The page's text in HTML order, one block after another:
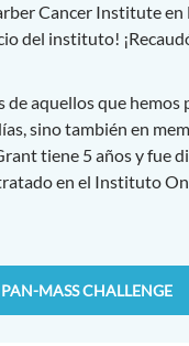
Cancer Institute en
del instituto!
de aquellos que
sino también en
tiene 5 años y fue
en el Instituto
PAN-MASS CHALLENGE